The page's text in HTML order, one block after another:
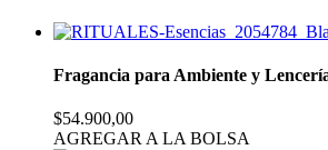
Fragancia para Ambiente y
$54.900,00
AGREGAR A LA BOLSA